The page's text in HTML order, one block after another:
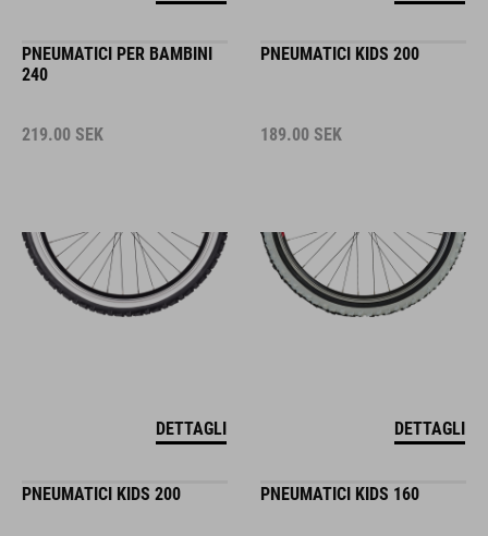
PNEUMATICI PER BAMBINI
240
219.00 SEK
DETTAGLI
PNEUMATICI KIDS 200
189.00 SEK
DETTAGLI
PNEUMATICI KIDS 200 PNEUMATICI KIDS 160